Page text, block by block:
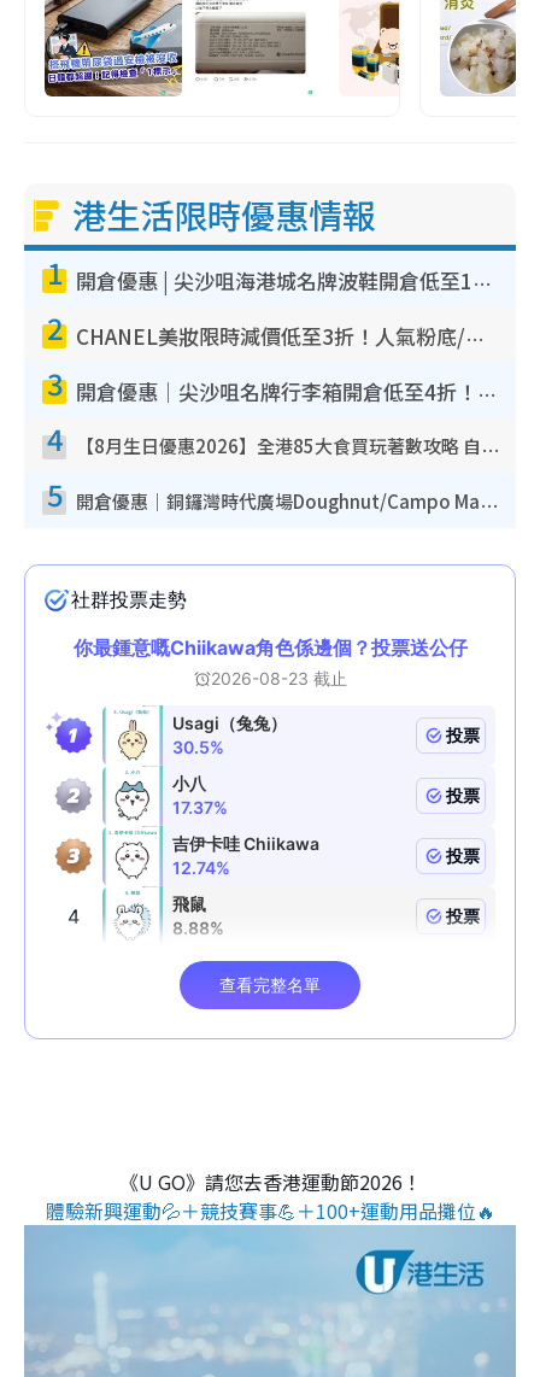
港生活限時優惠情報
1 開倉優惠 | 尖沙咀海港城名牌波鞋開倉低至1折！On鞋$899起／Joy&Peace鞋履$98起
2 CHANEL美妝限時減價低至3折！人氣粉底/唇膏/精華液低至$275！COCO香水都有平
3 開倉優惠｜尖沙咀名牌行李箱開倉低至4折！一連5日 American Tourister/ace./Hallmark $200起！
4 【8月生日優惠2026】全港85大食買玩著數攻略 自助餐/火鍋放題同行免費＋誠品/DONKI送現金券
5 開倉優惠｜銅鑼灣時代廣場Doughnut/Campo Marzio開倉低至1折！背囊、書包、手袋劈價$200起
《U GO》請您去香港運動節2026！
體驗新興運動💦＋競技賽事💪＋100+運動用品攤位🔥